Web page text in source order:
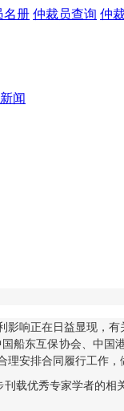
名册 仲裁员查询 仲
闻
响正在日益显现，有
东互保协会、中
安排合同履行工作，
载优秀专家学者的